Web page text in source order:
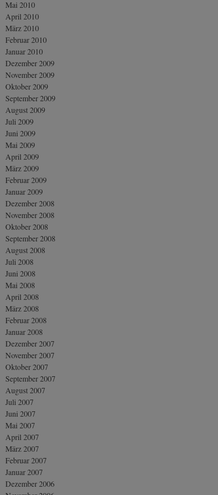
Mai 2010
April 2010
März 2010
Februar 2010
Januar 2010
Dezember 2009
November 2009
Oktober 2009
September 2009
August 2009
Juli 2009
Juni 2009
Mai 2009
April 2009
März 2009
Februar 2009
Januar 2009
Dezember 2008
November 2008
Oktober 2008
September 2008
August 2008
Juli 2008
Juni 2008
Mai 2008
April 2008
März 2008
Februar 2008
Januar 2008
Dezember 2007
November 2007
Oktober 2007
September 2007
August 2007
Juli 2007
Juni 2007
Mai 2007
April 2007
März 2007
Februar 2007
Januar 2007
Dezember 2006